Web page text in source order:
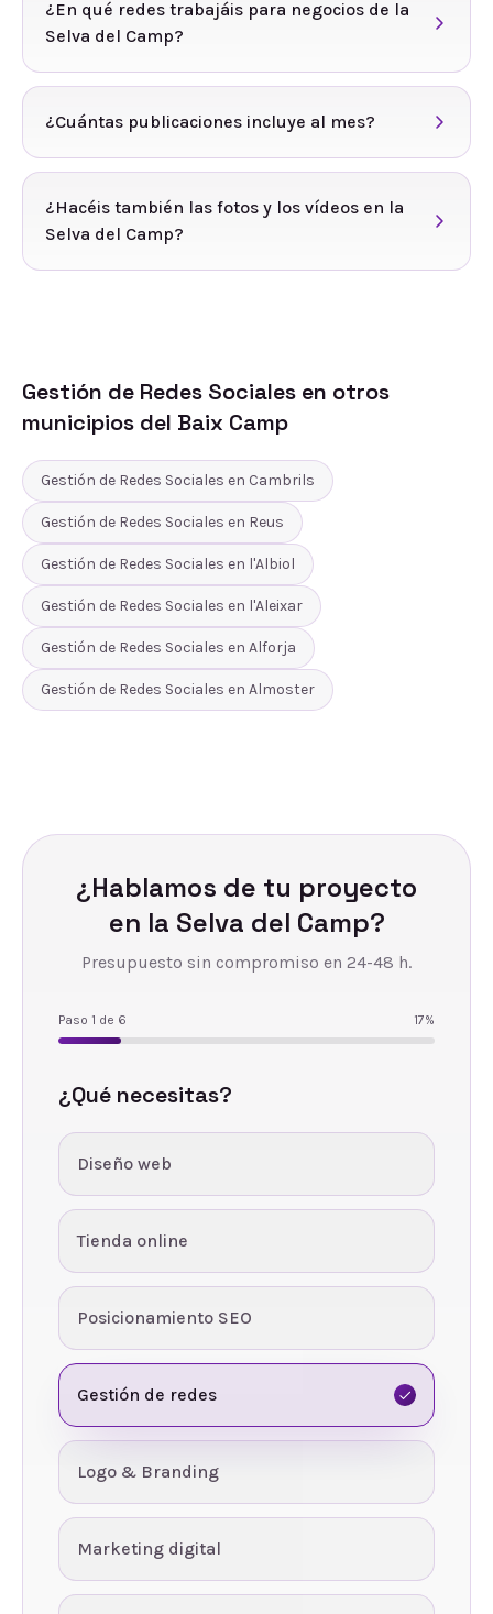
¿En qué redes trabajáis para negocios de la
Selva del Camp?
¿Cuántas publicaciones incluye al mes?
¿Hacéis también las fotos y los vídeos en la
Selva del Camp?
Gestión de Redes Sociales en otros
municipios del Baix Camp
Gestión de Redes Sociales en Cambrils
Gestión de Redes Sociales en Reus
Gestión de Redes Sociales en l'Albiol
Gestión de Redes Sociales en l'Aleixar
Gestión de Redes Sociales en Alforja
Gestión de Redes Sociales en Almoster
¿Hablamos de tu proyecto
en la Selva del Camp?
Presupuesto sin compromiso en 24-48 h.
Paso 1 de 6 17%
¿Qué necesitas?
Diseño web
Tienda online
Posicionamiento SEO
Gestión de redes
Logo & Branding
Marketing digital